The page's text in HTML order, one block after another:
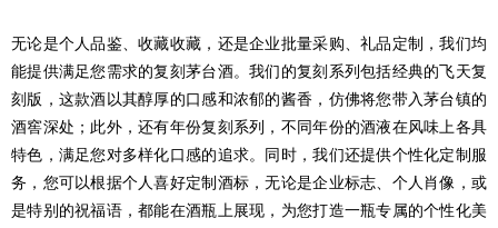
无论是个人品鉴、收藏收藏，还是企业批量采购、礼品定制，我们均
能提供满足您需求的复刻茅台酒。我们的复刻系列包括经典的飞天复
刻版，这款酒以其醇厚的口感和浓郁的酱香，仿佛将您带入茅台镇的
酒窖深处；此外，还有年份复刻系列，不同年份的酒液在风味上各具
特色，满足您对多样化口感的追求。同时，我们还提供个性化定制服
务，您可以根据个人喜好定制酒标，无论是企业标志、个人肖像，或
是特别的祝福语，都能在酒瓶上展现，为您打造一瓶专属的个性化美